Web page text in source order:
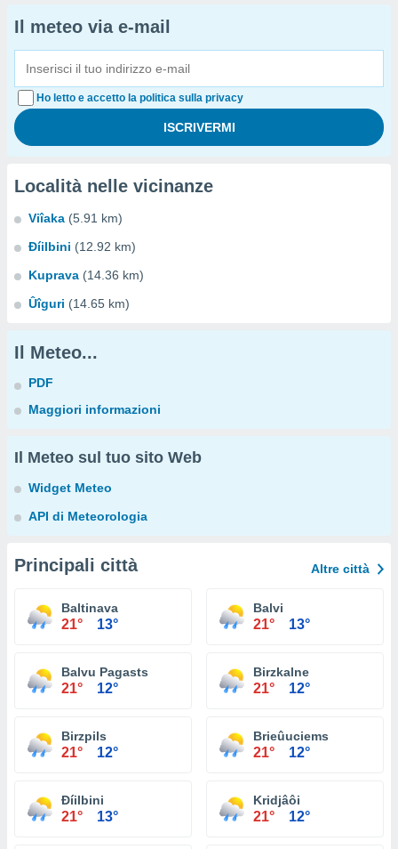
Il meteo via e-mail
Ho letto e accetto la politica sulla privacy
Località nelle vicinanze
Viîaka (5.91 km)
Ðíilbini (12.92 km)
Kuprava (14.36 km)
Ûîguri (14.65 km)
Il Meteo...
PDF
Maggiori informazioni
Il Meteo sul tuo sito Web
Widget Meteo
API di Meteorologia
Principali città Altre città
Baltinava
21° 13°
Balvi
21° 13°
Balvu Pagasts
21° 12°
Birzkalne
21° 12°
Birzpils
21° 12°
Brieûuciems
21° 12°
Ðíilbini
21° 13°
Kridjâôi
21° 12°